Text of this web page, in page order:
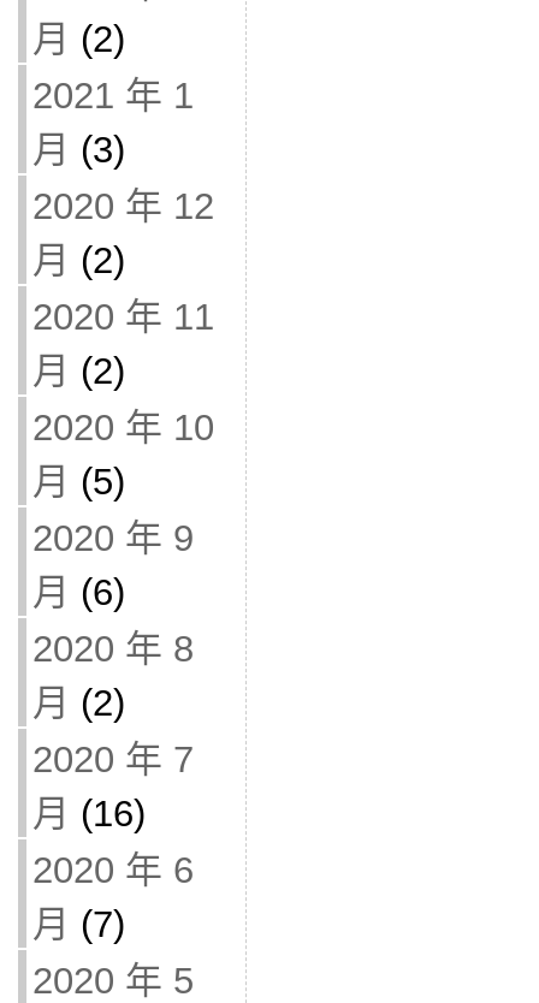
月 (2)
2021 年 1
月 (3)
2020 年 12
月 (2)
2020 年 11
月 (2)
2020 年 10
月 (5)
2020 年 9
月 (6)
2020 年 8
月 (2)
2020 年 7
月 (16)
2020 年 6
月 (7)
2020 年 5